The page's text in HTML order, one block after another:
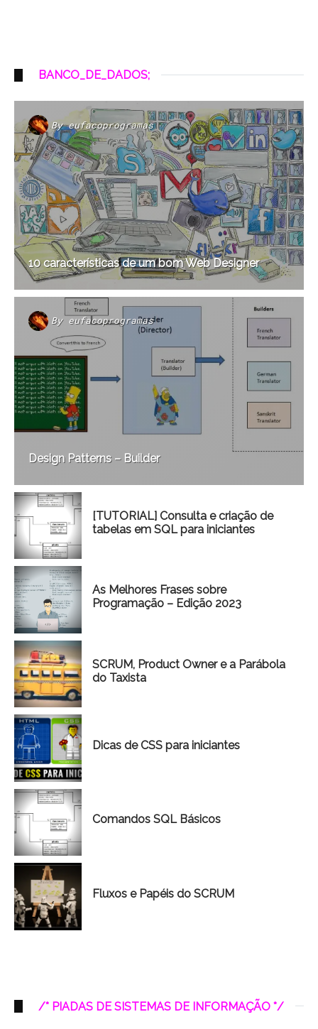
BANCO_DE_DADOS;
Byeufacoprogramas
10 características de um bom Web Designer
By eufacoprogramas
Design Patterns – Builder
[TUTORIAL] Consulta e criação de
tabelas em SQL para iniciantes
As Melhores Frases sobre
Programação – Edição 2023
SCRUM, Product Owner e a Parábola
do Taxista
Dicas de CSS para iniciantes
Comandos SQL Básicos
Fluxos e Papéis do SCRUM
/* PIADAS DE SISTEMAS DE INFORMAÇÃO */